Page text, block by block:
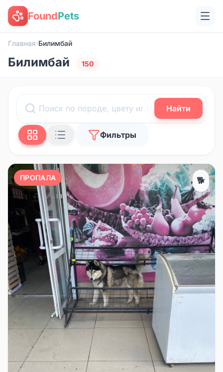
FoundPets
Главная›Билимбай
Билимбай 150
Найти
Фильтры
ПРОПАЛА 🐕